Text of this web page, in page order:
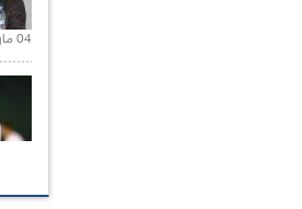
04 مارس 2020 |